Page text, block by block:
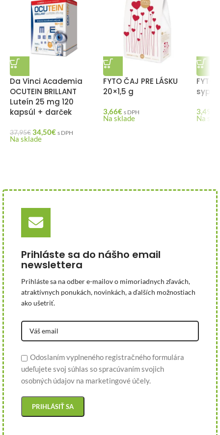
Da Vinci Academia
OCUTEIN BRILLANT
Luteín 25 mg 120
kapsúl + darček
37,95€34,50€ s DPH
Na sklade
FYTO ČAJ PRE LÁSKU
20×1,5 g
3,66€ s DPH
Na sklade
FYTO
3,49
Na
Prihláste sa do nášho email
newslettera
Prihláste sa na odber e-mailov o mimoriadnych zľavách,
atraktívnych ponukách, novinkách, a ďalších možnostiach
ako ušetriť.
Odoslaním vyplneného registračného formulára
udeľujete svoj súhlas so spracúvaním svojich
osobných údajov na marketingové účely.